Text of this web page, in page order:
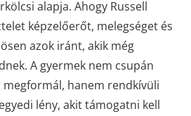
alapja. Ahogy Russell
képzelőerőt, melegséget és
azok iránt, akik még
A gyermek nem csupán
megformál, hanem rendkívüli
lény, akit támogatni kell